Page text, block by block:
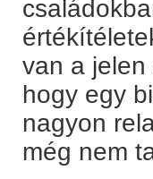
van a
hogy egy
nagyon
még nem